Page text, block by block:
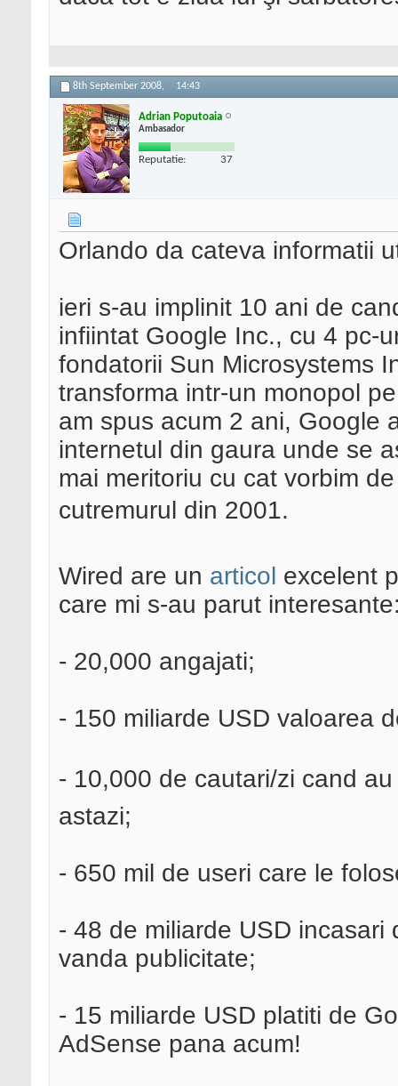
8th September 2008, 14:43
Adrian Poputoaia
Ambasador
Reputatie: 37
Orlando da cateva informatii
ieri s-au implinit 10 ani de
infiintat Google Inc., cu 4 pc-
fondatorii Sun Microsystems
transforma intr-un monopol
am spus acum 2 ani, Google
internetul din gaura unde se
mai meritoriu cu cat vorbim
cutremurul din 2001.
Wired are un articol excelent
care mi s-au parut
- 20,000 angajati;
- 150 miliarde USD valoarea
- 10,000 de cautari/zi cand au
astazi;
- 650 mil de useri care le
- 48 de miliarde USD
vanda publicitate;
- 15 miliarde USD platiti de
AdSense pana acum!